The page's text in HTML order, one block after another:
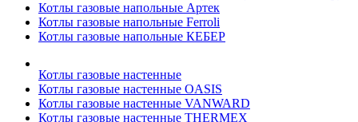
Котлы газовые напольные Артек
Котлы газовые напольные Ferroli
Котлы газовые напольные КЕБЕР
Котлы газовые настенные
Котлы газовые настенные OASIS
Котлы газовые настенные VANWARD
Котлы газовые настенные THERMEX